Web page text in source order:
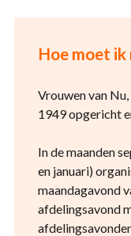
Hoe moet ik
Vrouwen van
1949 opgericht
In de maanden
en januari)
maandagavond
afdelingsavond